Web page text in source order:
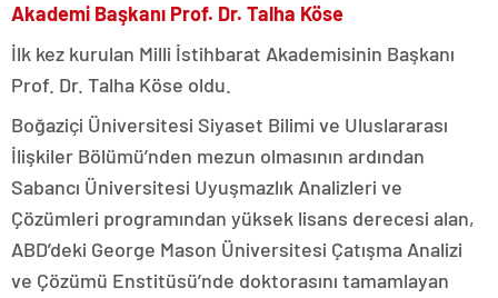
Akademi Başkanı Prof. Dr. Talha Köse
İlk kez kurulan Milli İstihbarat Akademisinin Başkanı
Prof. Dr. Talha Köse oldu.
Boğaziçi Üniversitesi Siyaset Bilimi ve Uluslararası
İlişkiler Bölümü’nden mezun olmasının ardından
Sabancı Üniversitesi Uyuşmazlık Analizleri ve
Çözümleri programından yüksek lisans derecesi alan,
ABD’deki George Mason Üniversitesi Çatışma Analizi
ve Çözümü Enstitüsü’nde doktorasını tamamlayan